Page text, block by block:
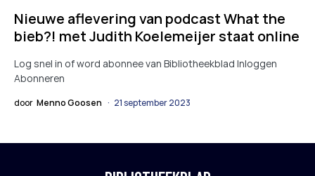
Nieuwe aflevering van podcast What the
bieb?! met Judith Koelemeijer staat online
Log snel in of word abonnee van Bibliotheekblad Inloggen
Abonneren
door Menno Goosen 21 september 2023